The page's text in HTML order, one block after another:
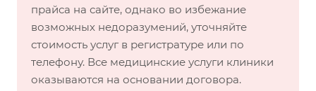
прайса на сайте, однако во избежание
возможных недоразумений, уточняйте
стоимость услуг в регистратуре или по
телефону. Все медицинские услуги клиники
оказываются на основании договора.